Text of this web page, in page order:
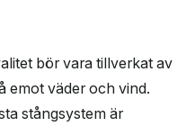
bör vara tillverkat av
emot väder och vind.
stångsystem är